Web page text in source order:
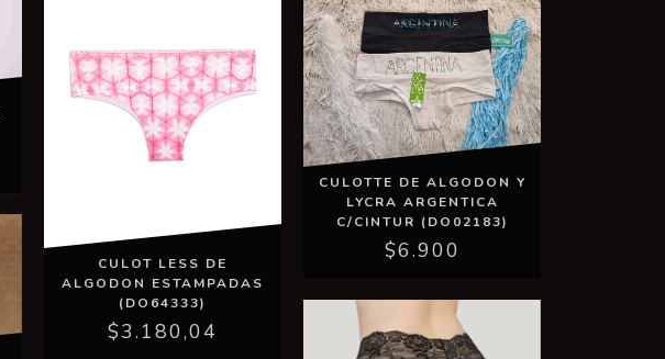
CULOT LESS DE
ALGODON ESTAMPADAS
(DO64333)
$3.180,04
CULOTTE DE ALGODON Y
LYCRA ARGENTICA
C/CINTUR (DO02183)
$6.900